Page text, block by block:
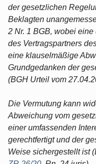
der gesetzlichen
Beklagten
2 Nr. 1 BGB, wobei
des Vertragspartners
eine klauselmäßige
Grundgedanken der
(BGH Urteil vom
Die Vermutung kann
Abweichung vom
einer umfassenden
gerechtfertigt und der
Weise sichergestellt ist